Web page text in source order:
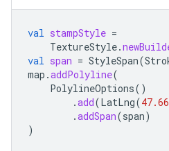
val stampStyle
TextureStyle.
val span = StyleSpan(
map.addPolyline
PolylineOptions
.add(LatLng(
.addSpan(span